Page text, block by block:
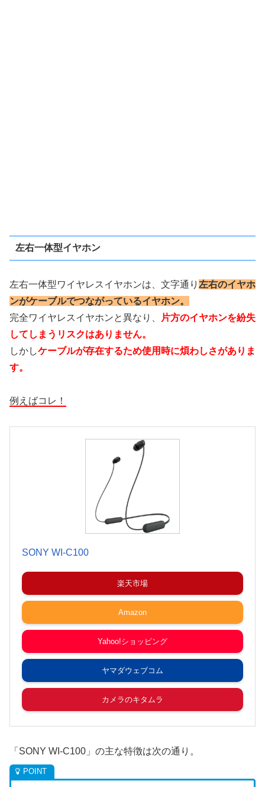
左右一体型イヤホン
左右一体型ワイヤレスイヤホンは、文字通り 左右のイヤホ
ンがケーブルでつながっているイヤホン。
完全ワイヤレスイヤホンと異なり、
片方のイヤホンを紛失
してしまうリスクはありません。
しかしケーブルが存在するため使用時に煩わしさがありま
す。
例えばコレ！
SONY WI-C100
楽天市場
Amazon
Yahoo!ショッピング
ヤマダウェブコム
カメラのキタムラ
「SONY WI-C100」の主な特徴は次の通り。